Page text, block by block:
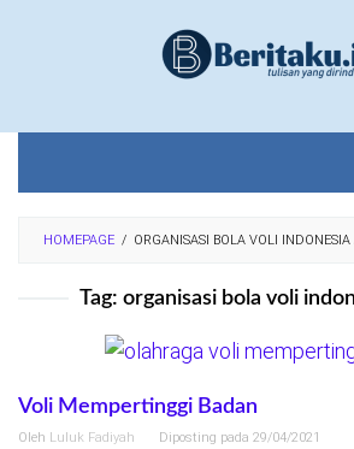
HOMEPAGE / ORGANISASI BOLA VOLI
Tag: organisasi bola voli
Voli Mempertinggi Badan
Oleh Luluk Fadiyah Diposting pada 29/04/2021